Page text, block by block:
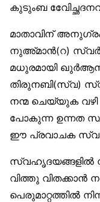
കുടുംബ
മാതാവിന്
നുഅ്മാൻ(റ)
മധുരമായി
തിരുനബി(സ്വ)
നന്മ ചെയ്യുക വഴി
പോകുന്ന ഉന്നത
ഈ പ്രവാചക
സ്വഹൃദയങ്ങളിൽ
വിത്തു വിതക്കാൻ
പെരുമാറ്റത്തിൽ